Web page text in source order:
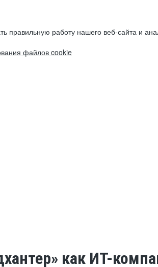
работу нашего веб-сайта и
файлов cookie
как ИТ-